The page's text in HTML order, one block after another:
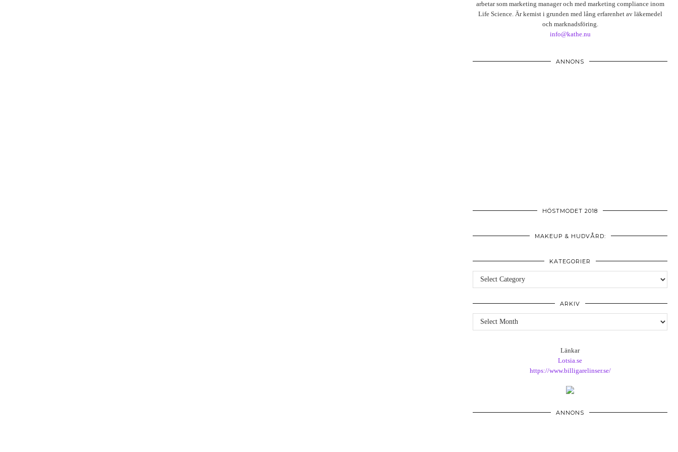
arbetar som marketing manager och med marketing compliance inom
Life Science. Är kemist i grunden med lång erfarenhet av läkemedel
och marknadsföring.
info@kathe.nu
ANNONS
HÖSTMODET 2018
MAKEUP & HUDVÅRD:
KATEGORIER
Kategorier
ARKIV
Arkiv
Länkar
Lotsia.se
https://www.billigarelinser.se/
ANNONS